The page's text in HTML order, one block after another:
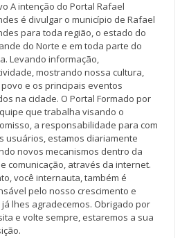
A intenção do Portal Rafael
é divulgar o município de Rafael
para toda região, o estado do
do Norte e em toda parte do
Levando informação,
mostrando nossa cultura,
e os principais eventos
na cidade. O Portal Formado por
que trabalha visando o
a responsabilidade para com
usuários, estamos diariamente
novos mecanismos dentro da
comunicação, através da internet.
você internauta, também é
pelo nosso crescimento e
lhes agradecemos. Obrigado por
e volte sempre, estaremos a sua